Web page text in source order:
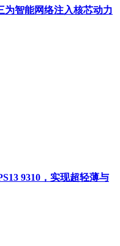
为智能网络注入核芯动力
9310，实现超轻薄与